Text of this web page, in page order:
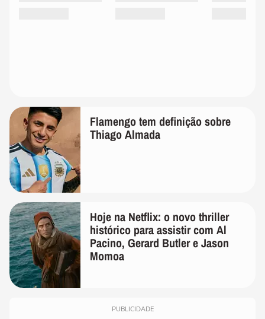
Flamengo tem definição sobre
Thiago Almada
Hoje na Netflix: o novo thriller
histórico para assistir com Al
Pacino, Gerard Butler e Jason
Momoa
PUBLICIDADE